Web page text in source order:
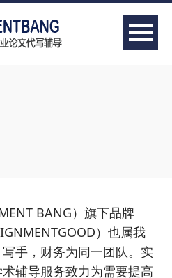
BANG）旗下品牌
）也属我
手，财务为同一团队。实
辅导服务致力为需要提高